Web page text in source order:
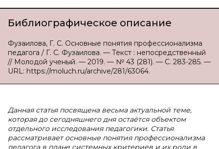
Библиографическое описание
Фузаилова, Г. С. Основные понятия профессионализма
педагога / Г. С. Фузаилова. — Текст : непосредственный
// Молодой ученый. — 2019. — № 43 (281). — С. 283-285. —
URL: https://moluch.ru/archive/281/63064.
Данная статья посвящена весьма актуальной теме,
которая до сегодняшнего дня остаётся объектом
отдельного исследования педагогики. Статья
рассматривает основные понятия профессионализма
педагога в плане системных критериев и их роли в